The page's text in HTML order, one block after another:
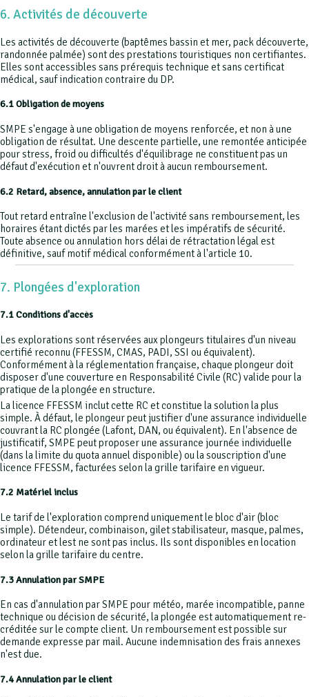
6. Activités de découverte
Les activités de découverte (baptêmes bassin et mer, pack découverte,
randonnée palmée) sont des prestations touristiques non certifiantes.
Elles sont accessibles sans prérequis technique et sans certificat
médical, sauf indication contraire du DP.
6.1 Obligation de moyens
SMPE s'engage à une obligation de moyens renforcée, et non à une
obligation de résultat. Une descente partielle, une remontée anticipée
pour stress, froid ou difficultés d'équilibrage ne constituent pas un
défaut d'exécution et n'ouvrent droit à aucun remboursement.
6.2 Retard, absence, annulation par le client
Tout retard entraîne l'exclusion de l'activité sans remboursement, les
horaires étant dictés par les marées et les impératifs de sécurité.
Toute absence ou annulation hors délai de rétractation légal est
définitive, sauf motif médical conformément à l'article 10.
7. Plongées d'exploration
7.1 Conditions d'accès
Les explorations sont réservées aux plongeurs titulaires d'un niveau
certifié reconnu (FFESSM, CMAS, PADI, SSI ou équivalent).
Conformément à la réglementation française, chaque plongeur doit
disposer d'une couverture en Responsabilité Civile (RC) valide pour la
pratique de la plongée en structure.
La licence FFESSM inclut cette RC et constitue la solution la plus
simple. À défaut, le plongeur peut justifier d'une assurance individuelle
couvrant la RC plongée (Lafont, DAN, ou équivalent). En l'absence de
justificatif, SMPE peut proposer une assurance journée individuelle
(dans la limite du quota annuel disponible) ou la souscription d'une
licence FFESSM, facturées selon la grille tarifaire en vigueur.
7.2 Matériel inclus
Le tarif de l'exploration comprend uniquement le bloc d'air (bloc
simple). Détendeur, combinaison, gilet stabilisateur, masque, palmes,
ordinateur et lest ne sont pas inclus. Ils sont disponibles en location
selon la grille tarifaire du centre.
7.3 Annulation par SMPE
En cas d'annulation par SMPE pour météo, marée incompatible, panne
technique ou décision de sécurité, la plongée est automatiquement re-
créditée sur le compte client. Un remboursement est possible sur
demande expresse par mail. Aucune indemnisation des frais annexes
n'est due.
7.4 Annulation par le client